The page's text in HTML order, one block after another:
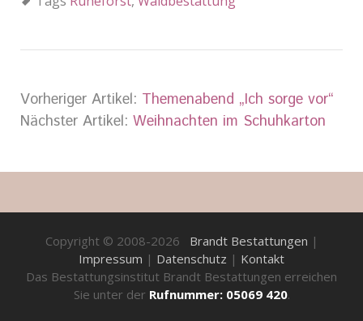
Vorheriger Artikel: Themenabend „Ich sorge vor“
Nächster Artikel: Weihnachten im Schuhkarton
Copyright © 2008-2026 Brandt Bestattungen |
Impressum | Datenschutz | Kontakt
Das Bestattungsinstitut Brandt Bestattungen erreichen
Sie unter der Rufnummer: 05069 420.